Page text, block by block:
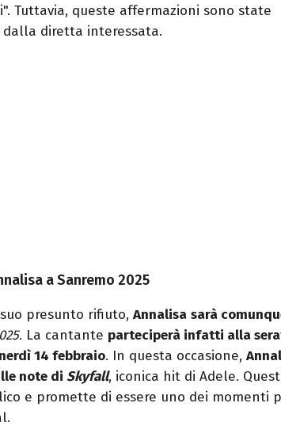
Tuttavia, queste affermazioni sono state
diretta interessata.
a Sanremo 2025
presunto rifiuto, Annalisa sarà
. La cantante parteciperà infatti alla
14 febbraio. In questa occasione,
note di Skyfall, iconica hit di Adele.
e promette di essere uno dei momenti